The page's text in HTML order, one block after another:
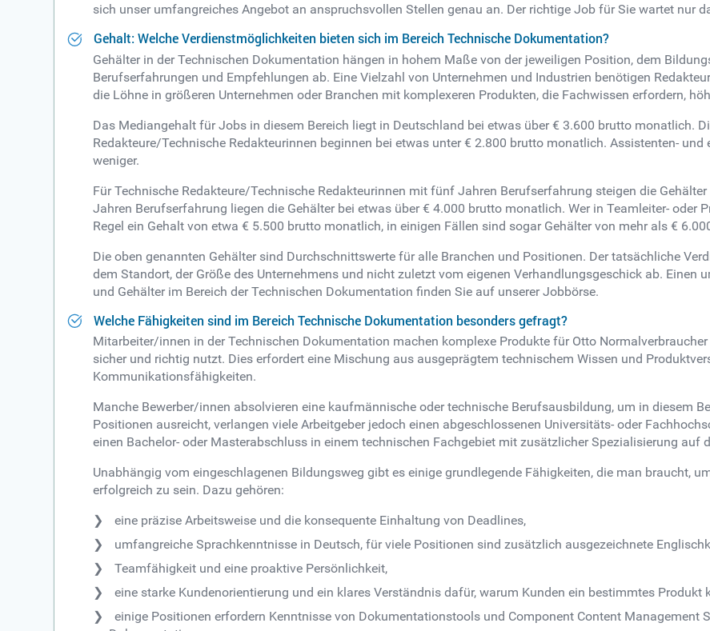
sich unser umfangreiches Angebot an anspruchsvollen Stellen genau an. Der richtige Job für Sie wartet nur
Gehalt: Welche Verdienstmöglichkeiten bieten sich im Bereich Technische Dokumentation?
Gehälter in der Technischen Dokumentation hängen in hohem Maße von der jeweiligen Position, dem
Berufserfahrungen und Empfehlungen ab. Eine Vielzahl von Unternehmen und Industrien benötigen
die Löhne in größeren Unternehmen oder Branchen mit komplexeren Produkten, die Fachwissen erfordern,
Das Mediangehalt für Jobs in diesem Bereich liegt in Deutschland bei etwas über € 3.600 brutto monatlich.
Redakteure/Technische Redakteurinnen beginnen bei etwas unter € 2.800 brutto monatlich. Assistenten-
weniger.
Für Technische Redakteure/Technische Redakteurinnen mit fünf Jahren Berufserfahrung steigen die
Jahren Berufserfahrung liegen die Gehälter bei etwas über € 4.000 brutto monatlich. Wer in Teamleiter-
Regel ein Gehalt von etwa € 5.500 brutto monatlich, in einigen Fällen sind sogar Gehälter von mehr als €
Die oben genannten Gehälter sind Durchschnittswerte für alle Branchen und Positionen. Der tatsächliche
dem Standort, der Größe des Unternehmens und nicht zuletzt vom eigenen Verhandlungsgeschick ab. Einen
und Gehälter im Bereich der Technischen Dokumentation finden Sie auf unserer Jobbörse.
Welche Fähigkeiten sind im Bereich Technische Dokumentation besonders gefragt?
Mitarbeiter/innen in der Technischen Dokumentation machen komplexe Produkte für Otto
sicher und richtig nutzt. Dies erfordert eine Mischung aus ausgeprägtem technischem Wissen und
Kommunikationsfähigkeiten.
Manche Bewerber/innen absolvieren eine kaufmännische oder technische Berufsausbildung, um in diesem
Positionen ausreicht, verlangen viele Arbeitgeber jedoch einen abgeschlossenen Universitäts- oder
einen Bachelor- oder Masterabschluss in einem technischen Fachgebiet mit zusätzlicher Spezialisierung auf
Unabhängig vom eingeschlagenen Bildungsweg gibt es einige grundlegende Fähigkeiten, die man braucht,
erfolgreich zu sein. Dazu gehören:
eine präzise Arbeitsweise und die konsequente Einhaltung von Deadlines,
umfangreiche Sprachkenntnisse in Deutsch, für viele Positionen sind zusätzlich ausgezeichnete
Teamfähigkeit und eine proaktive Persönlichkeit,
eine starke Kundenorientierung und ein klares Verständnis dafür, warum Kunden ein bestimmtes Produkt
einige Positionen erfordern Kenntnisse von Dokumentationstools und Component Content Management